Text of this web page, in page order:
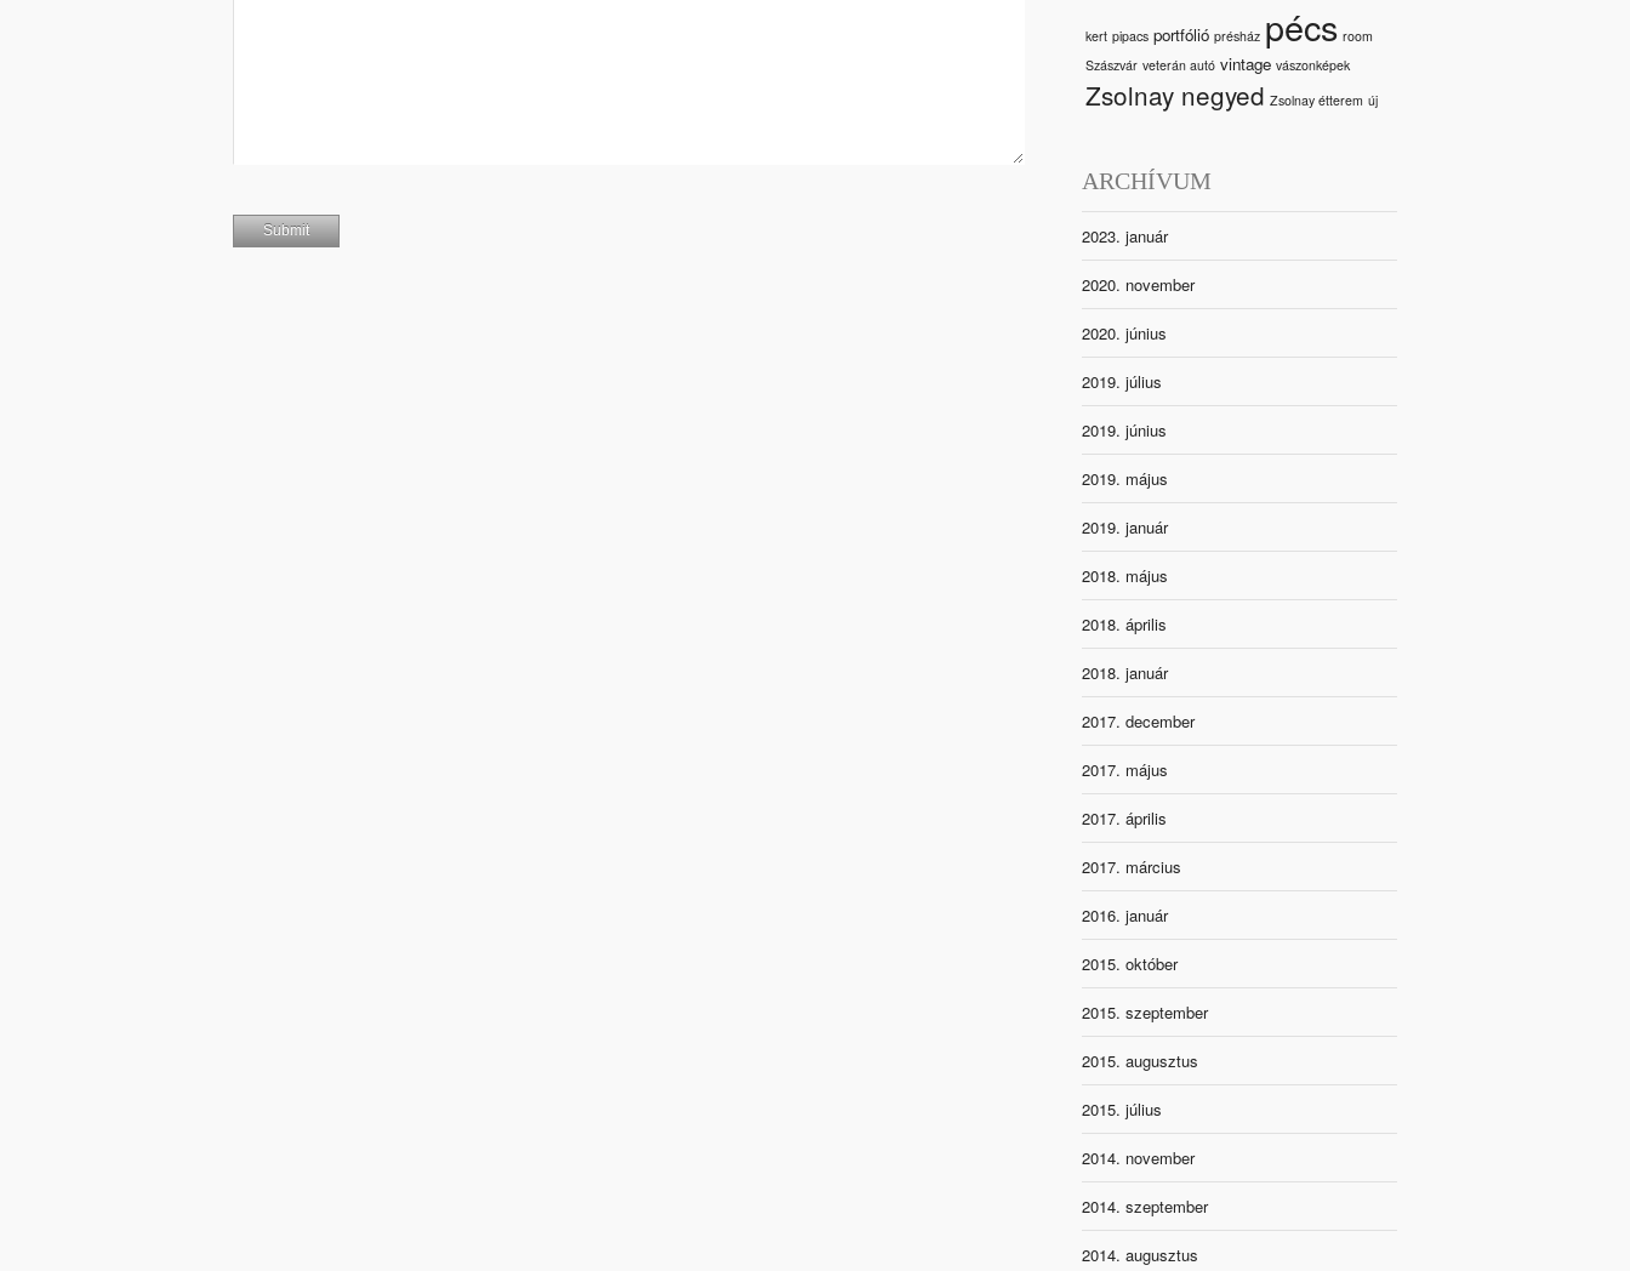
kert pipacs portfólió présház pécs room
Szászvár veterán autó vintage vászonképek
Zsolnay negyed Zsolnay étterem új
ARCHÍVUM
2023. január
2020. november
2020. június
2019. július
2019. június
2019. május
2019. január
2018. május
2018. április
2018. január
2017. december
2017. május
2017. április
2017. március
2016. január
2015. október
2015. szeptember
2015. augusztus
2015. július
2014. november
2014. szeptember
2014. augusztus